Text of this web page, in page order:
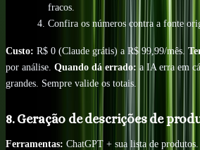
fracos.
Confira os números contra a fonte
Custo: R$ 0 (Claude grátis) a R$ 99,99/mês.
por análise. Quando dá errado: a IA erra em
grandes. Sempre valide os totais.
8. Geração de descrições de
Ferramentas: ChatGPT + sua lista de produtos.